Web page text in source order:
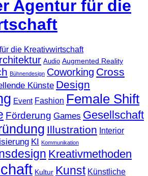
Audio Augmented Reality
Bühnendesign Coworking Cross
Künste Design
Event Fashion Female Shift
Förderung Games Gesellschaft
Illustration Interior
KI Kommunikation
Kreativmethoden
Kultur Kunst Künstliche